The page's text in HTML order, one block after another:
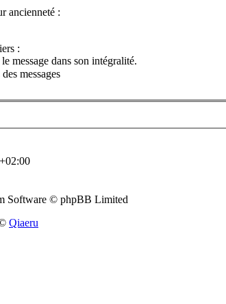
ancienneté :
:
message dans son intégralité.
messages
Software © phpBB Limited
Qiaeru